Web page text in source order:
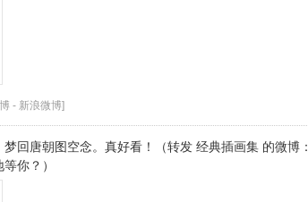
- 新浪微博]
梦回唐朝图空念。真好看！（转发 经典插画集 的微博
你？）